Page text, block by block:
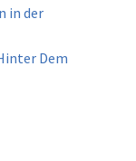
in der
Dem